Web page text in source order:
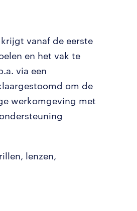
vanaf de eerste
en het vak te
via een
om de
werkomgeving met
lenzen,